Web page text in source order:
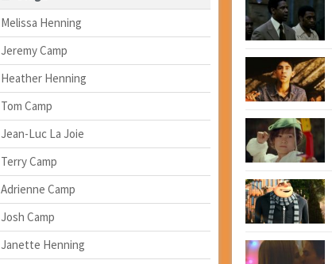
Melissa Henning
Jeremy Camp
Heather Henning
Tom Camp
Jean-Luc La Joie
Terry Camp
Adrienne Camp
Josh Camp
Janette Henning